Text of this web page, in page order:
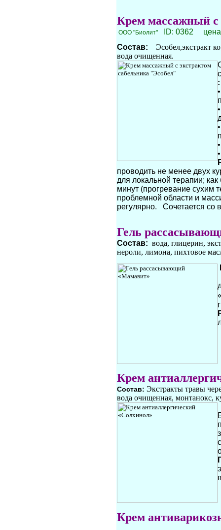
Крем массажный с
ООО "Биолит"
ID: 0362
Состав:
Эсобел,экстракт
вода очищенная.
:
проводить не менее двух
для локальной терапии;
минут (прогревание сухим
проблемной области и
регулярно. Сочетается со
Гель
Состав: вода, глицерин,
нероли, лимона, пихтовое
Крем
Состав: Экстракты травы
вода очищенная,
Крем